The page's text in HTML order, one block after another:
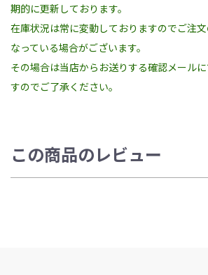
期的に更新しております。
在庫状況は常に変動しておりますのでご注
なっている場合がございます。
その場合は当店からお送りする確認メール
すのでご了承ください。
この商品のレビュー